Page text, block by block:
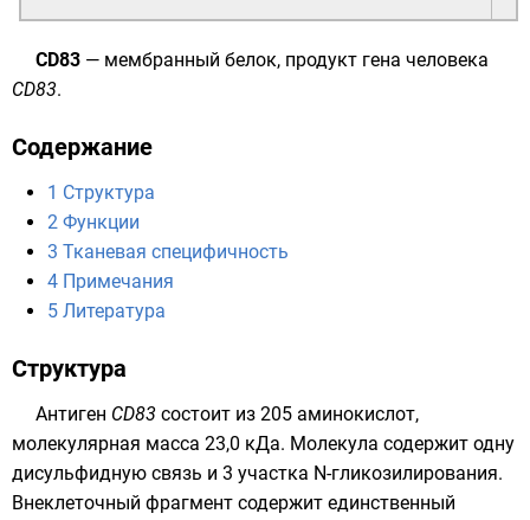
CD83 — мембранный белок, продукт гена человека
CD83.
Содержание
1 Структура
2 Функции
3 Тканевая специфичность
4 Примечания
5 Литература
Структура
Антиген CD83 состоит из 205 аминокислот,
молекулярная масса 23,0 кДа. Молекула содержит одну
дисульфидную связь и 3 участка N-гликозилирования.
Внеклеточный фрагмент содержит единственный